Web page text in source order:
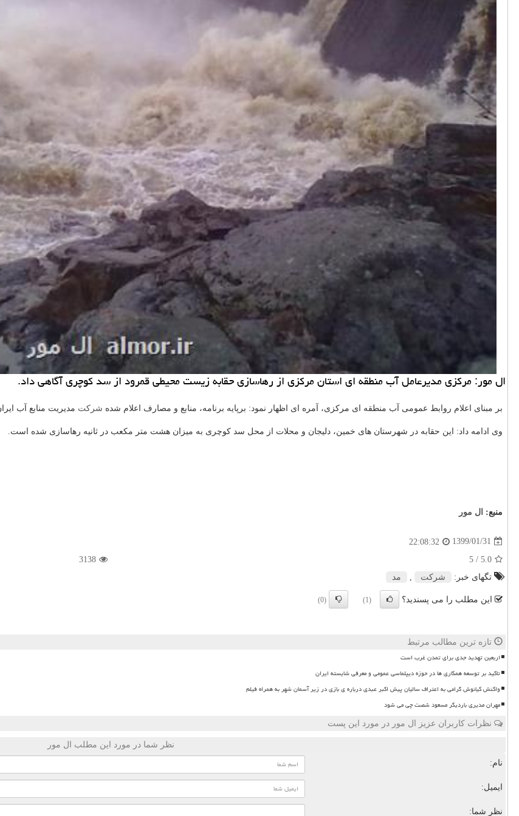
ال مور: مركزی مدیرعامل آب منطقه ای استان مركزی از رهاسازی حقابه زیست محیطی قمرود از سد كوچری آگاهی داد.
بر مبنای اعلام روابط عمومی آب منطقه ای مركزی، آمره ای اظهار نمود: برپایه برنامه، منابع و مصارف اعلام شده شركت مدیریت منابع آب
وی ادامه داد: این حقابه در شهرستان های خمین، دلیجان و محلات از محل سد كوچری به میزان هشت متر مكعب در ثانیه رهاسازی شده است.
منبع: ال مور
1399/01/31
22:08:32
5.0
/ 5
3138
تگهای خبر:
شركت , مد
این مطلب را می پسندید؟ (1)
(0)
تازه ترین مطالب مرتبط
اربعین تهدید جدی برای تمدن غرب است
تاکید بر توسعه همکاری ها در حوزه دیپلماسی عمومی و معرفی شایسته ایران
واکنش کیانوش گرامی به اعتراف سالیان پیش اکبر عبدی درباره ی بازی در زیر آسمان شهر به همراه فیلم
مهران مدیری باردیگر مسعود شصت چی می شود
نظرات کاربران عزیز ال مور در مورد این پست
نظر شما در مورد این مطلب ال مور
نام:
ایمیل:
نظر شما: